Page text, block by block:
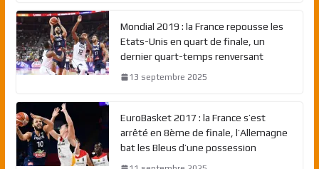
Mondial 2019 : la France repousse les
Etats-Unis en quart de finale, un
dernier quart-temps renversant
13 septembre 2025
EuroBasket 2017 : la France s’est
arrêté en 8ème de finale, l’Allemagne
bat les Bleus d’une possession